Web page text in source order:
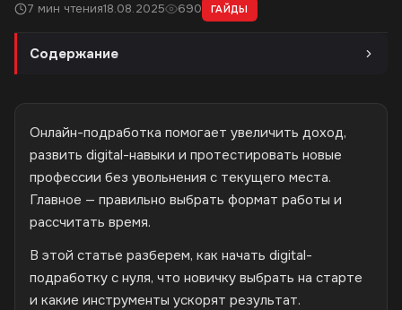
7 мин чтения18.08.2025 690 ГАЙДЫ
Содержание
Онлайн-подработка помогает увеличить доход,
развить digital-навыки и протестировать новые
профессии без увольнения с текущего места.
Главное — правильно выбрать формат работы и
рассчитать время.
В этой статье разберем, как начать digital-
подработку с нуля, что новичку выбрать на старте
и какие инструменты ускорят результат.